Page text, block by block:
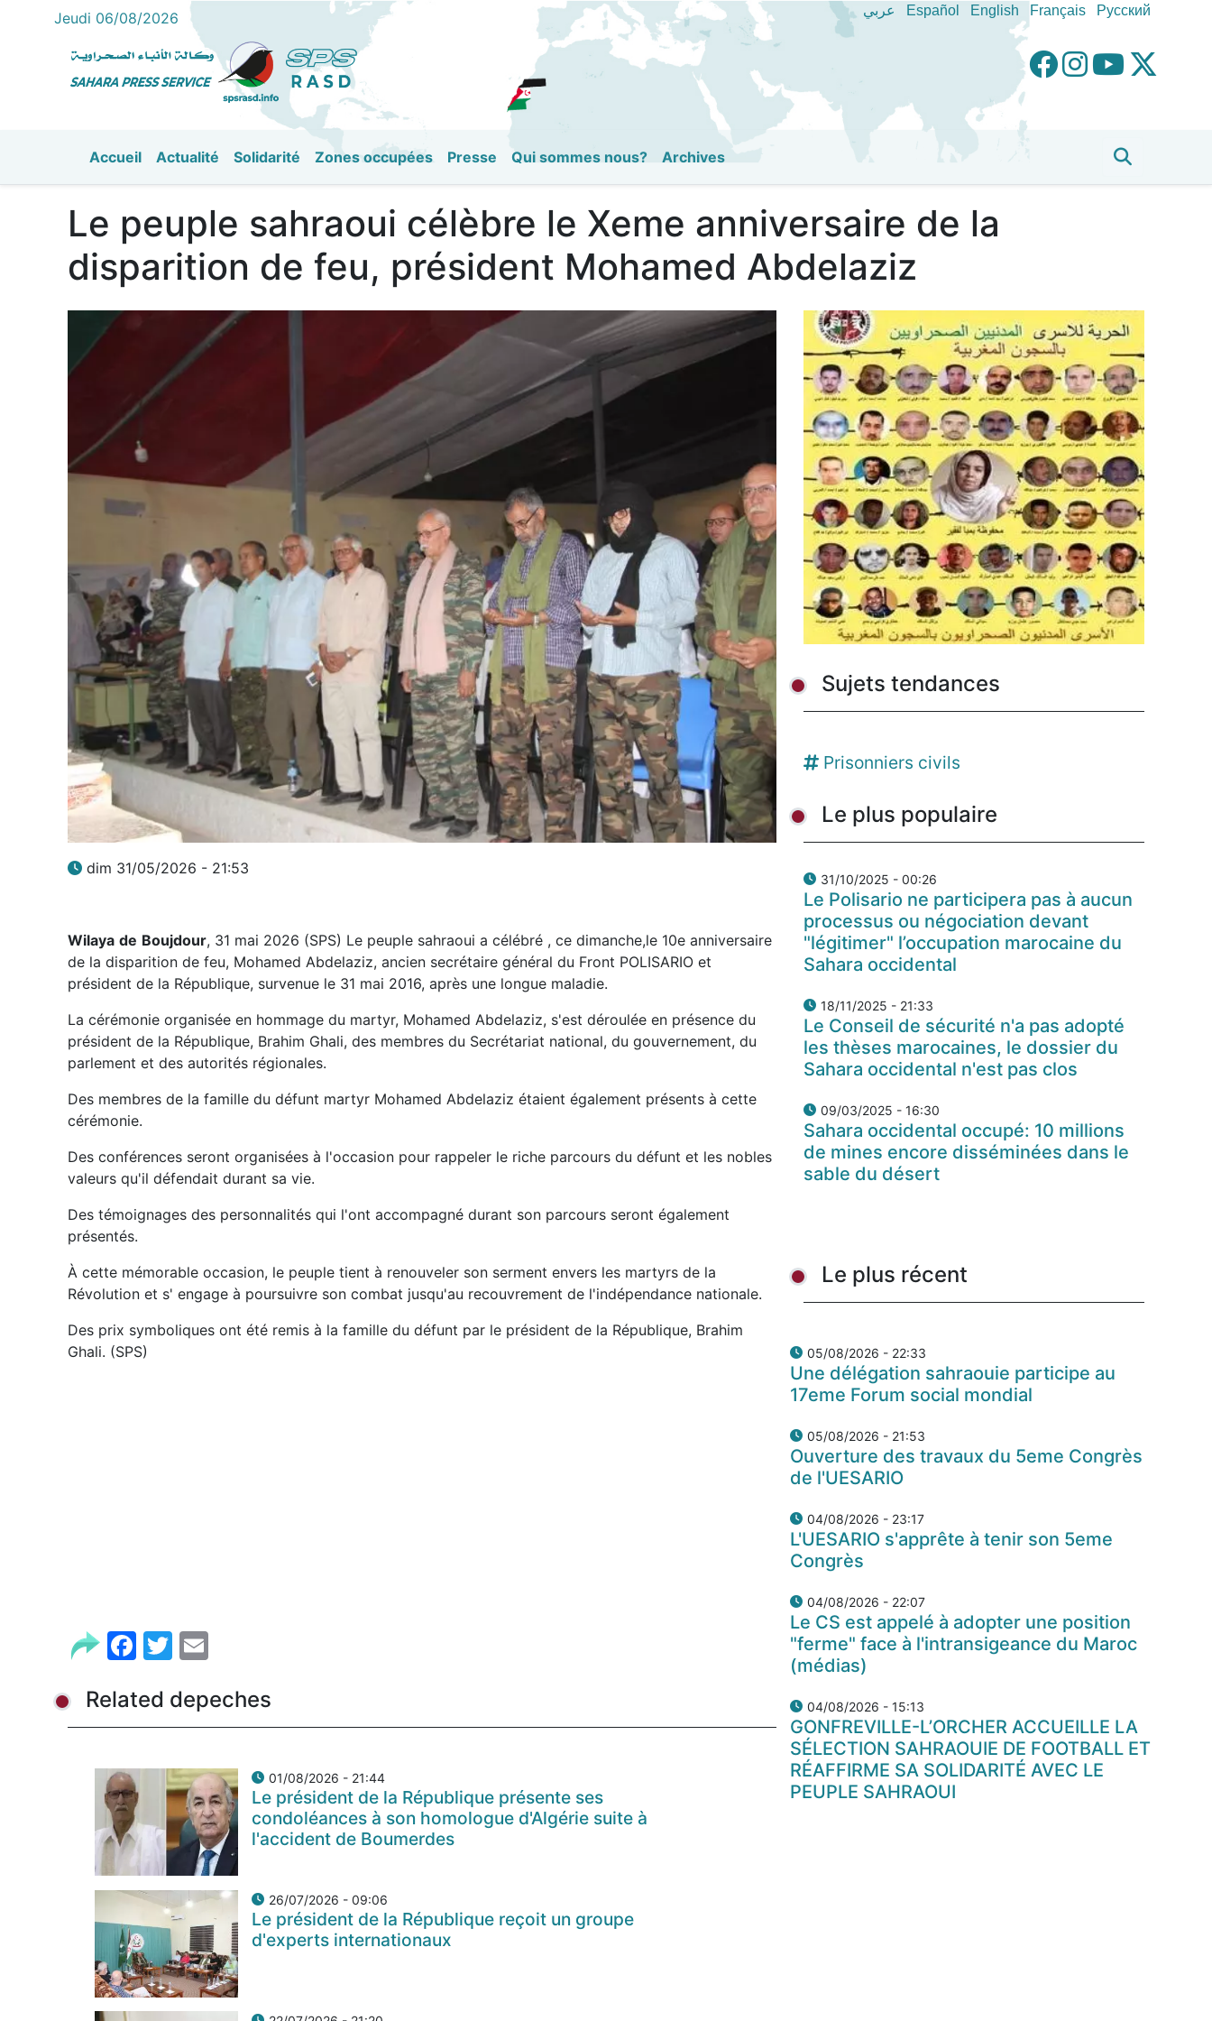
Aller
au
contenu
Jeudi 06/08/2026 عربي Español English Français Pусский
Accueil Actualité Solidarité Zones occupées Presse Qui sommes nous? Archives
Le peuple sahraoui célèbre le Xeme anniversaire de la
disparition de feu, président Mohamed Abdelaziz
dim 31/05/2026 - 21:53
Wilaya de Boujdour, 31 mai 2026 (SPS) Le peuple sahraoui a célébré , ce dimanche,le 10e anniversaire
de la disparition de feu, Mohamed Abdelaziz, ancien secrétaire général du Front POLISARIO et
président de la République, survenue le 31 mai 2016, après une longue maladie.
La cérémonie organisée en hommage du martyr, Mohamed Abdelaziz, s'est déroulée en présence du
président de la République, Brahim Ghali, des membres du Secrétariat national, du gouvernement, du
parlement et des autorités régionales.
Des membres de la famille du défunt martyr Mohamed Abdelaziz étaient également présents à cette
cérémonie.
Des conférences seront organisées à l'occasion pour rappeler le riche parcours du défunt et les nobles
valeurs qu'il défendait durant sa vie.
Des témoignages des personnalités qui l'ont accompagné durant son parcours seront également
présentés.
À cette mémorable occasion, le peuple tient à renouveler son serment envers les martyrs de la
Révolution et s' engage à poursuivre son combat jusqu'au recouvrement de l'indépendance nationale.
Des prix symboliques ont été remis à la famille du défunt par le président de la République, Brahim
Ghali. (SPS)
Facebook
Twitter
Related depeches
01/08/2026 - 21:44
Le président de la République présente ses
condoléances à son homologue d'Algérie suite à
l'accident de Boumerdes
26/07/2026 - 09:06
Le président de la République reçoit un groupe
d'experts internationaux
Sujets tendances
Prisonniers civils
Le plus populaire
31/10/2025 - 00:26
Le Polisario ne participera pas à aucun
processus ou négociation devant
"légitimer" l’occupation marocaine du
Sahara occidental
18/11/2025 - 21:33
Le Conseil de sécurité n'a pas adopté
les thèses marocaines, le dossier du
Sahara occidental n'est pas clos
09/03/2025 - 16:30
Sahara occidental occupé: 10 millions
de mines encore disséminées dans le
sable du désert
Le plus récent
05/08/2026 - 22:33
Une délégation sahraouie participe au
17eme Forum social mondial
05/08/2026 - 21:53
Ouverture des travaux du 5eme Congrès
de l'UESARIO
04/08/2026 - 23:17
L'UESARIO s'apprête à tenir son 5eme
Congrès
04/08/2026 - 22:07
Le CS est appelé à adopter une position
"ferme" face à l'intransigeance du Maroc
(médias)
04/08/2026 - 15:13
GONFREVILLE-L’ORCHER ACCUEILLE LA
SÉLECTION SAHRAOUIE DE FOOTBALL ET
RÉAFFIRME SA SOLIDARITÉ AVEC LE
PEUPLE SAHRAOUI